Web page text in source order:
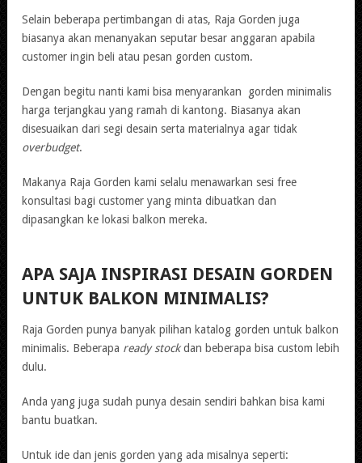
Selain beberapa pertimbangan di atas, Raja Gorden juga
biasanya akan menanyakan seputar besar anggaran apabila
customer ingin beli atau pesan gorden custom.
Dengan begitu nanti kami bisa menyarankan gorden minimalis
harga terjangkau yang ramah di kantong. Biasanya akan
disesuaikan dari segi desain serta materialnya agar tidak
overbudget.
Makanya Raja Gorden kami selalu menawarkan sesi free
konsultasi bagi customer yang minta dibuatkan dan
dipasangkan ke lokasi balkon mereka.
APA SAJA INSPIRASI DESAIN GORDEN
UNTUK BALKON MINIMALIS?
Raja Gorden punya banyak pilihan katalog gorden untuk balkon
minimalis. Beberapa ready stockdan beberapa bisa custom lebih
dulu.
Anda yang juga sudah punya desain sendiri bahkan bisa kami
bantu buatkan.
Untuk ide dan jenis gorden yang ada misalnya seperti: